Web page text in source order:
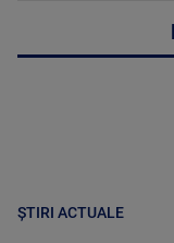
ȘTIRI ACTUALE